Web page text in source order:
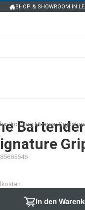
SHOP & SHOWROOM IN
Pro Greg Minnaar
In den